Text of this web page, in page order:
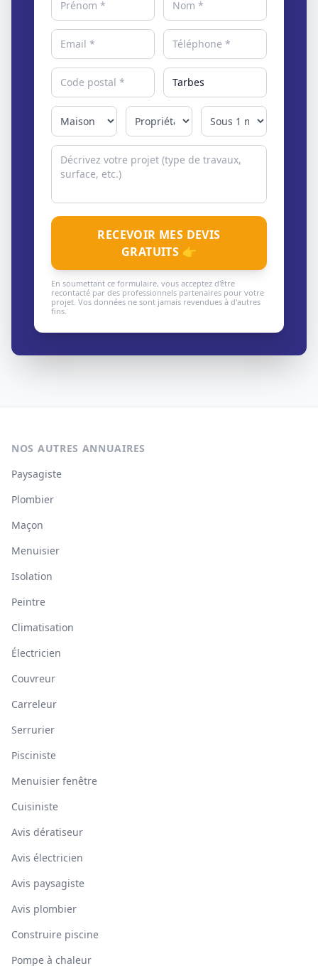
RECEVOIR MES DEVIS
GRATUITS 👉
En soumettant ce formulaire, vous acceptez d'être
recontacté par des professionnels partenaires pour votre
projet. Vos données ne sont jamais revendues à d'autres
fins.
NOS AUTRES ANNUAIRES
Paysagiste
Plombier
Maçon
Menuisier
Isolation
Peintre
Climatisation
Électricien
Couvreur
Carreleur
Serrurier
Pisciniste
Menuisier fenêtre
Cuisiniste
Avis dératiseur
Avis électricien
Avis paysagiste
Avis plombier
Construire piscine
Pompe à chaleur